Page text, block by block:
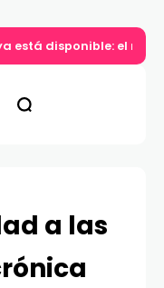
está disponible: el
a las